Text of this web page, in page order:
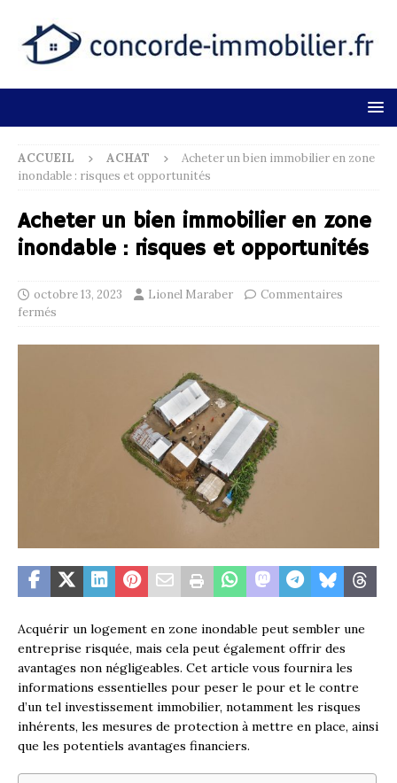
ACCUEIL ACHAT
Acheter un bien immobilier en zone
inondable : risques et opportunités
Acheter un bien immobilier en zone
inondable : risques et opportunités
octobre 13, 2023 Lionel Maraber
Commentaires
fermés
Acquérir un logement en zone inondable peut sembler une
entreprise risquée, mais cela peut également offrir des
avantages non négligeables. Cet article vous fournira les
informations essentielles pour peser le pour et le contre
d’un tel investissement immobilier, notamment les risques
inhérents, les mesures de protection à mettre en place, ainsi
que les potentiels avantages financiers.